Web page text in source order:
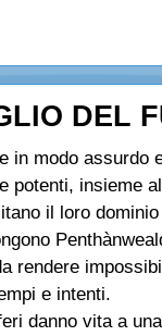
DEL
in modo assurdo
potenti, insieme
il loro
rendere
e intenti.
danno vita a